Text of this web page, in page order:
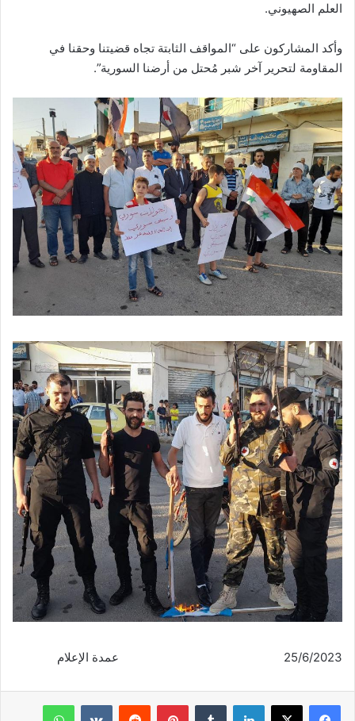
العلم الصهيوني.
وأكد المشاركون على “المواقف الثابتة تجاه قضيتنا وحقنا في
المقاومة لتحرير آخر شبر مُحتل من أرضنا السورية”.
25/6/2023 عمدة الإعلام
فيسبوك لينكدإن بينتيريست